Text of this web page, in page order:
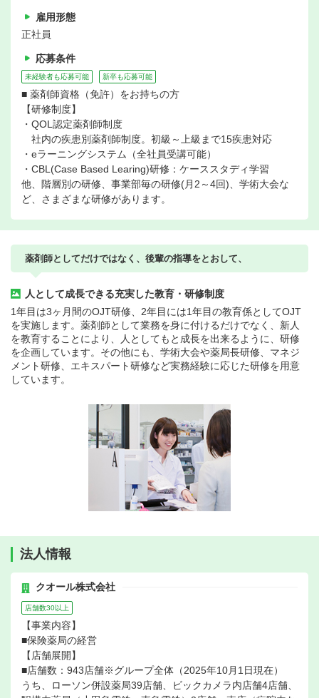
雇用形態
正社員
応募条件
未経験者も応募可能 新卒も応募可能
■ 薬剤師資格（免許）をお持ちの方
【研修制度】
・QOL認定薬剤師制度
社内の疾患別薬剤師制度。初級～上級まで15疾患対応
・eラーニングシステム（全社員受講可能）
・CBL(Case Based Learing)研修：ケーススタディ学習
他、階層別の研修、事業部毎の研修(月2～4回)、学術大会な
ど、さまざまな研修があります。
薬剤師としてだけではなく、後輩の指導をとおして、
人として成長できる充実した教育・研修制度
1年目は3ヶ月間のOJT研修、2年目には1年目の教育係としてOJT
を実施します。薬剤師として業務を身に付けるだけでなく、新人
を教育することにより、人としてもと成長を出来るように、研修
を企画しています。その他にも、学術大会や薬局長研修、マネジ
メント研修、エキスパート研修など実務経験に応じた研修を用意
しています。
法人情報
クオール株式会社
店舗数30以上
【事業内容】
■保険薬局の経営
【店舗展開】
■店舗数：943店舗※グループ全体（2025年10月1日現在）
うち、ローソン併設薬局39店舗、ビックカメラ内店舗4店舗、